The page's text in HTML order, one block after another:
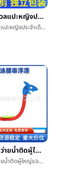
ว่ายน้ำกังวลแปะหญิงประจำเดือนส่วนตัวสำนักงานการป้องกันสิ่งประดิษฐ์กันน้ำแบคทีเรียเด็กการเลื่อนลอยสปาต่อต้านการติดเชื้อส่วนตัวå¯แปะ
ว่ายน้ำกังวลแปะหญิงประจำเดือนส่วนตัวสำนักงานการป้องกันสิ่งประดิษฐ์กันน้ำแบคทีเรียเด็กการเลื่อนลอยสปาต่อต้านการติดเชื้อส่วนตัวå¯แปะ
ไข่มุกฝ้ายว่ายน้ำติดผู้ใหญ่ของแข็งกลวงด้านหลังลอยบังคับติดเด็กช่วยชีวิตลอยบังคับว่ายน้ำลอยคณะกรรมการ
ไข่มุกฝ้ายว่ายน้ำติดผู้ใหญ่ของแข็งกลวงด้านหลังลอยบังคับติดเด็กช่วยชีวิตลอยบังคับว่ายน้ำลอยคณะกรรมการ